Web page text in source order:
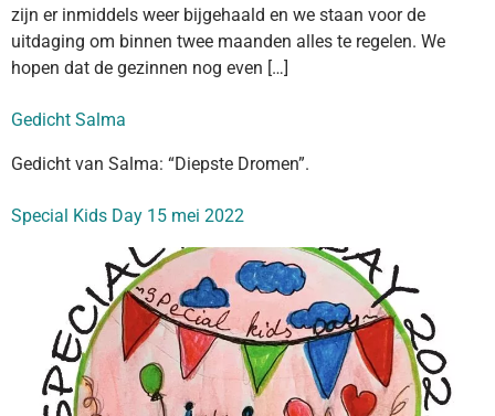
zijn er inmiddels weer bijgehaald en we staan voor de
uitdaging om binnen twee maanden alles te regelen. We
hopen dat de gezinnen nog even […]
Gedicht Salma
Gedicht van Salma: “Diepste Dromen”.
Special Kids Day 15 mei 2022